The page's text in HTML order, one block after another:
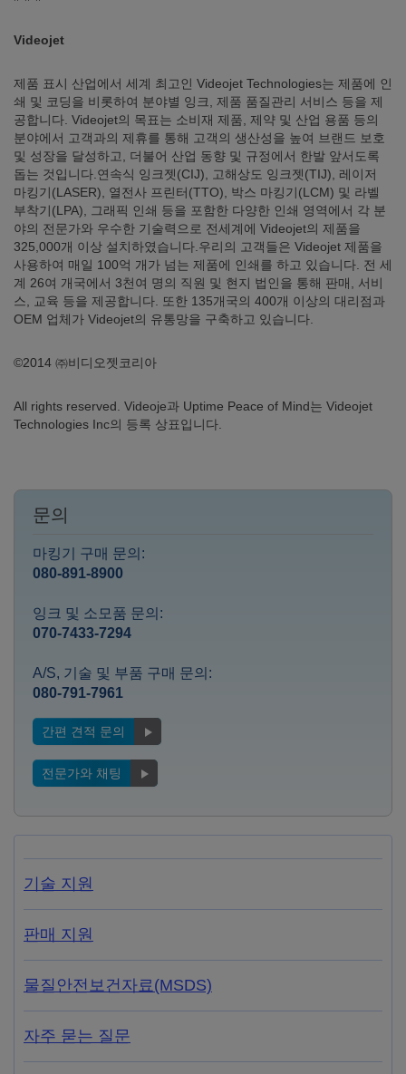
Videojet
제품 표시 산업에서 세계 최고인 Videojet Technologies는 제품에 인
쇄 및 코딩을 비롯하여 분야별 잉크, 제품 품질관리 서비스 등을 제
공합니다. Videojet의 목표는 소비재 제품, 제약 및 산업 용품 등의
분야에서 고객과의 제휴를 통해 고객의 생산성을 높여 브랜드 보호
및 성장을 달성하고, 더불어 산업 동향 및 규정에서 한발 앞서도록
돕는 것입니다.연속식 잉크젯(CIJ), 고해상도 잉크젯(TIJ), 레이저
마킹기(LASER), 열전사 프린터(TTO), 박스 마킹기(LCM) 및 라벨
부착기(LPA), 그래픽 인쇄 등을 포함한 다양한 인쇄 영역에서 각 분
야의 전문가와 우수한 기술력으로 전세계에 Videojet의 제품을
325,000개 이상 설치하였습니다.우리의 고객들은 Videojet 제품을
사용하여 매일 100억 개가 넘는 제품에 인쇄를 하고 있습니다. 전 세
계 26여 개국에서 3천여 명의 직원 및 현지 법인을 통해 판매, 서비
스, 교육 등을 제공합니다. 또한 135개국의 400개 이상의 대리점과
OEM 업체가 Videojet의 유통망을 구축하고 있습니다.
©2014 ㈜비디오젯코리아
All rights reserved. Videoje과 Uptime Peace of Mind는 Videojet
Technologies Inc의 등록 상표입니다.
문의
마킹기 구매 문의:
080-891-8900
잉크 및 소모품 문의:
070-7433-7294
A/S, 기술 및 부품 구매 문의:
080-791-7961
간편 견적 문의
전문가와 채팅
기술 지원
판매 지원
물질안전보건자료(MSDS)
자주 묻는 질문